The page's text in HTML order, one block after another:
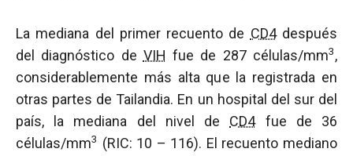
La mediana del primer recuento de CD4después
del diagnóstico de VIH fue de 287 células/mm3,
considerablemente más alta que la registrada en
otras partes de Tailandia. En un hospital del sur del
país, la mediana del nivel de CD4fue de 36
células/mm3 (RIC: 10 – 116). El recuento mediano